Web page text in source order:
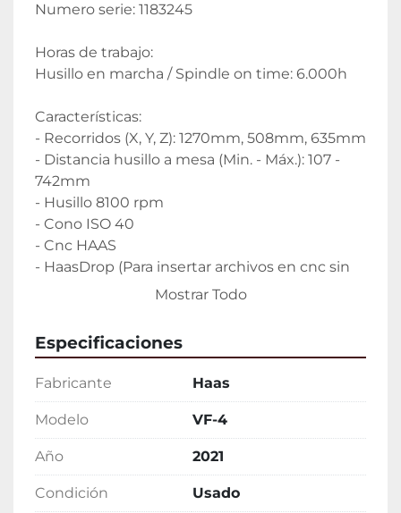
Numero serie: 1183245
Horas de trabajo:
Husillo en marcha / Spindle on time: 6.000h
Características:
- Recorridos (X, Y, Z): 1270mm, 508mm, 635mm
- Distancia husillo a mesa (Min. - Máx.): 107 -
742mm
- Husillo 8100 rpm
- Cono ISO 40
- Cnc HAAS
- HaasDrop (Para insertar archivos en cnc sin
ciclos de rosca integrados y hasta 8
velocidades de retroceso.
- Ejecución segura; una función de software
posibilidades de que se produzcan daños
significativos si la máquina recibe un golpe.
- Carrussel cambiador herramientas: 20
fallos de potencia.
Mostrar Todo
Especificaciones
Fabricante Haas
Modelo VF-4
Año 2021
Condición Usado